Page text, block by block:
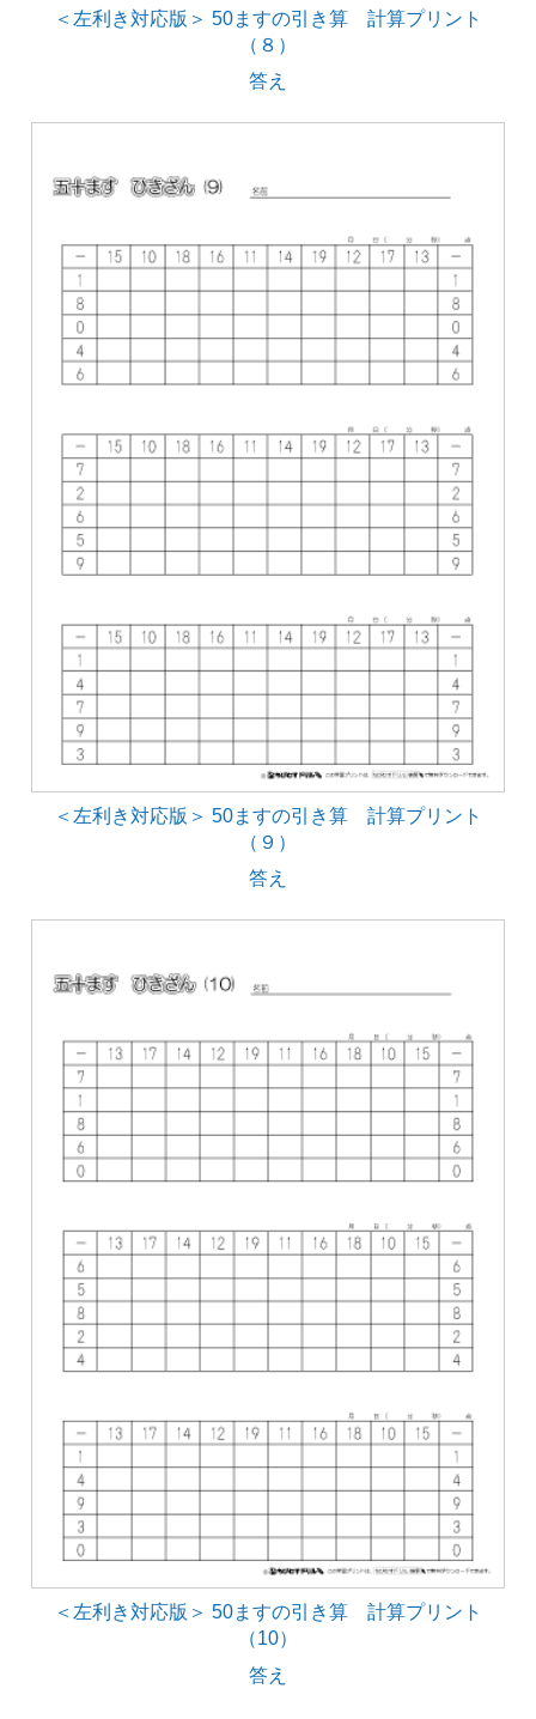
＜左利き対応版＞ 50ますの引き算 計算プリント
（８）
答え
＜左利き対応版＞ 50ますの引き算 計算プリント
（９）
答え
＜左利き対応版＞ 50ますの引き算 計算プリント
（10）
答え